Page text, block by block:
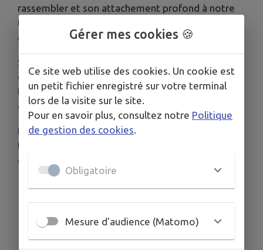
rassembler et son attachement profond à notre
territoire ont marqué durablement notre
collectivité.
Sa disparition laisse une vive émotion parmi les
élus, les agents, les partenaires institutionnels et
l’ensemble de celles et ceux qui ont eu l’occasion
de travailler à ses côtés.
Nous adressons nos pensées les plus sincères et
tout notre soutien à sa famille et à ses proches
dans cette douloureuse épreuve.
Publié par Communauté de Communes Val de
Gérer mes cookies 🍪
Ce site web utilise des cookies. Un cookie est
un petit fichier enregistré sur votre terminal
lors de la visite sur le site.
Pour en savoir plus, consultez notre Politique
de gestion des cookies.
Obligatoire
Mesure d'audience (Matomo)